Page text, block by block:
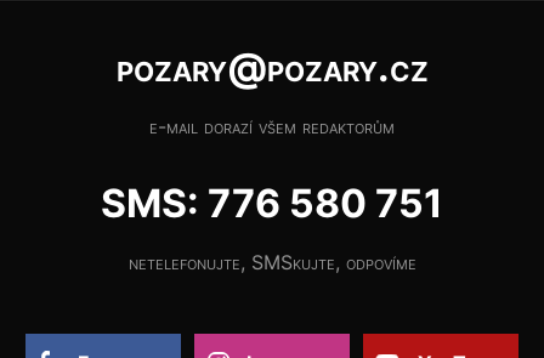
pozary@pozary.cz
e-mail dorazí všem redaktorům
SMS: 776 580 751
netelefonujte, SMSkujte, odpovíme